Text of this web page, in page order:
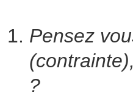
Pensez
?